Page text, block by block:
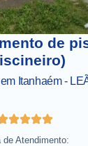
de
Itanhaém -
de Atendimento: